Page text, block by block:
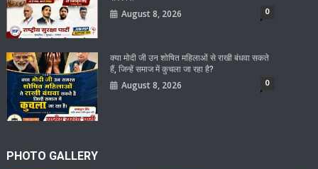
August 8, 2026 0
क्या मोदी जी उन शोषित महिलाओं से राखी बंधवा सकते
हैं, जिन्हें समाज में कुचला जा रहा है?
August 8, 2026 0
PHOTO GALLERY